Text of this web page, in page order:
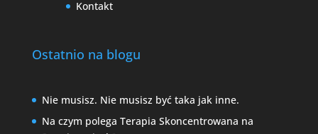
Kontakt
Ostatnio na blogu
Nie musisz. Nie musisz być taka jak inne.
Na czym polega Terapia Skoncentrowana na